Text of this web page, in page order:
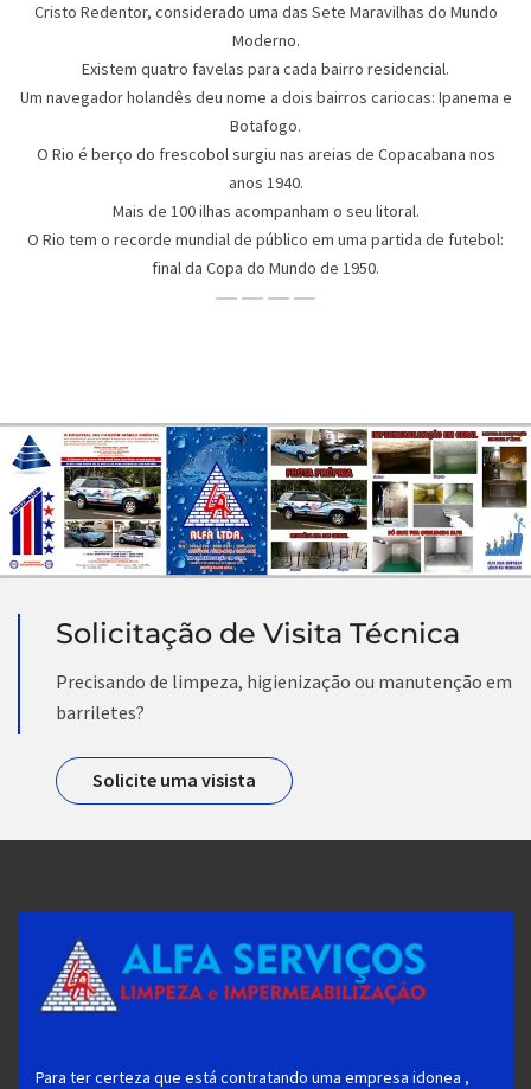
Cristo Redentor, considerado uma das Sete Maravilhas do Mundo
Moderno.
Existem quatro favelas para cada bairro residencial.
Um navegador holandês deu nome a dois bairros cariocas: Ipanema e
Botafogo.
O Rio é berço do frescobol surgiu nas areias de Copacabana nos
anos 1940.
Mais de 100 ilhas acompanham o seu litoral.
O Rio tem o recorde mundial de público em uma partida de futebol:
final da Copa do Mundo de 1950.
Solicitação de Visita Técnica
Precisando de limpeza, higienização ou manutenção em
barriletes?
Solicite uma visista
Para ter certeza que está contratando uma empresa idonea ,